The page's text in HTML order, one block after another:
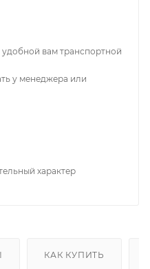
вам транспортной
у менеджера или
характер
КАК КУПИТЬ